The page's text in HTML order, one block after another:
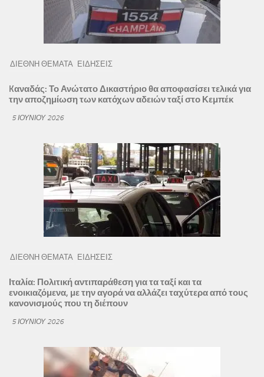
ΔΙΕΘΝΗ ΘΕΜΑΤΑ ΕΙΔΗΣΕΙΣ
Kαναδάς: Το Ανώτατο Δικαστήριο θα αποφασίσει τελικά για
την αποζημίωση των κατόχων αδειών ταξί στο Κεμπέκ
5 ΙΟΥΝΊΟΥ 2026
ΔΙΕΘΝΗ ΘΕΜΑΤΑ ΕΙΔΗΣΕΙΣ
Ιταλία: Πολιτική αντιπαράθεση για τα ταξί και τα
ενοικιαζόμενα, με την αγορά να αλλάζει ταχύτερα από τους
κανονισμούς που τη διέπουν
5 ΙΟΥΝΊΟΥ 2026